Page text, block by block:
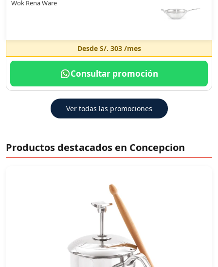
Wok Rena Ware
Desde S/. 303/mes
Consultar promoción
Ver todas las promociones
Productos destacados en Concepcion